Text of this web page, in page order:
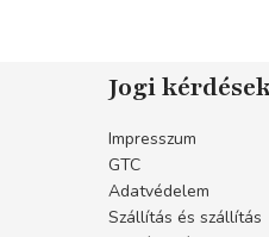
Jogi
Impresszum
GTC
Adatvédelem
Szállítás és szállítás